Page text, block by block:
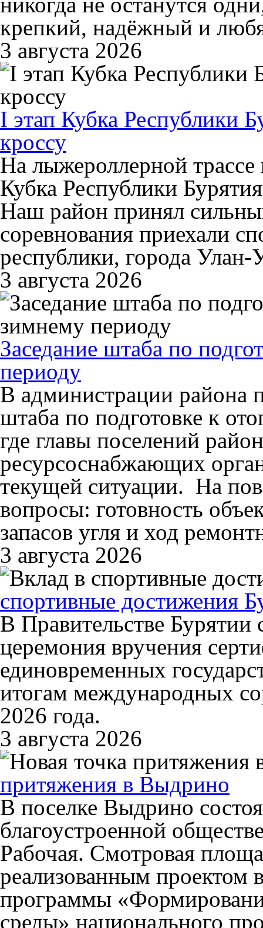
крепкий, надёжный и
3 августа 2026
I этап Кубка Республики
кроссу
На лыжероллерной трассе
Кубка Республики
Наш район принял
соревнования приехали
республики, города
3 августа 2026
Заседание штаба по
периоду
В администрации района
штаба по подготовке к
где главы поселений
ресурсоснабжающих
текущей ситуации. На
вопросы: готовность
запасов угля и ход
3 августа 2026
спортивные достижения
В Правительстве Бурятии
церемония вручения
единовременных
итогам международных
2026 года.
3 августа 2026
притяжения в Выдрино
В поселке Выдрино
благоустроенной
Рабочая. Смотровая
реализованным проектом
программы
среды» национального